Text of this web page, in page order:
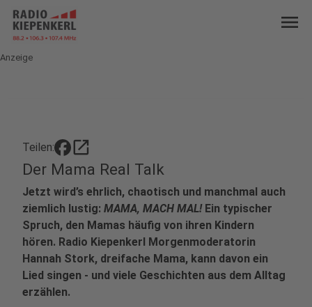
menu
Anzeige
Teilen: open_in_new
Der Mama Real Talk
Jetzt wird’s ehrlich, chaotisch und manchmal auch
ziemlich lustig: MAMA, MACH MAL!Ein typischer
Spruch, den Mamas häufig von ihren Kindern
hören. Radio Kiepenkerl Morgenmoderatorin
Hannah Stork, dreifache Mama, kann davon ein
Lied singen - und viele Geschichten aus dem Alltag
erzählen.